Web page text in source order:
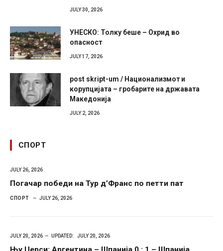
JULY 30, 2026
УНЕСКО: Толку беше – Охрид во
опасност
JULY 17, 2026
post skript-um / Национализмот и
корупцијата – гробарите на државата
Македонија
JULY 2, 2026
СПОРТ
JULY 26, 2026
Погачар победи на Тур д’Франс по петти пат
СПОРТ JULY 26, 2026
JULY 20, 2026 UPDATED: JULY 20, 2026